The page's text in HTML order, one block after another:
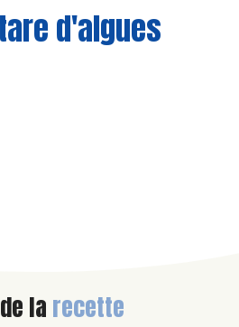
d'algues
de la recette